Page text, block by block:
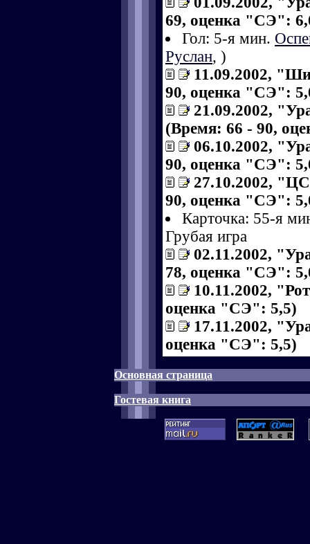
69, оценка "СЭ":
Гол: 5-я мин.
Руслан, )
11.09.2002,
90, оценка "СЭ":
21.09.2002,
(Время: 66 - 90,
06.10.2002,
90, оценка "СЭ":
27.10.2002,
90, оценка "СЭ":
Карточка: 55-я
Грубая игра
02.11.2002,
78, оценка "СЭ":
10.11.2002,
оценка "СЭ": 5,5)
17.11.2002,
оценка "СЭ": 5,5)
Основная страница
Гостевая книга